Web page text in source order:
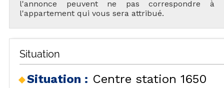
l'annonce peuvent ne pas correspondre à
l'appartement qui vous sera attribué.
Situation
Situation : Centre station 1650